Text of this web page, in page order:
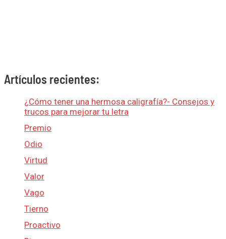
Artículos recientes:
¿Cómo tener una hermosa caligrafía?- Consejos y
trucos para mejorar tu letra
Premio
Odio
Virtud
Valor
Vago
Tierno
Proactivo